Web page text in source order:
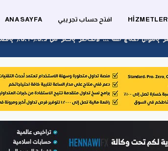
ANA SAYFA افتح حساب تجريبي HIZMETLER